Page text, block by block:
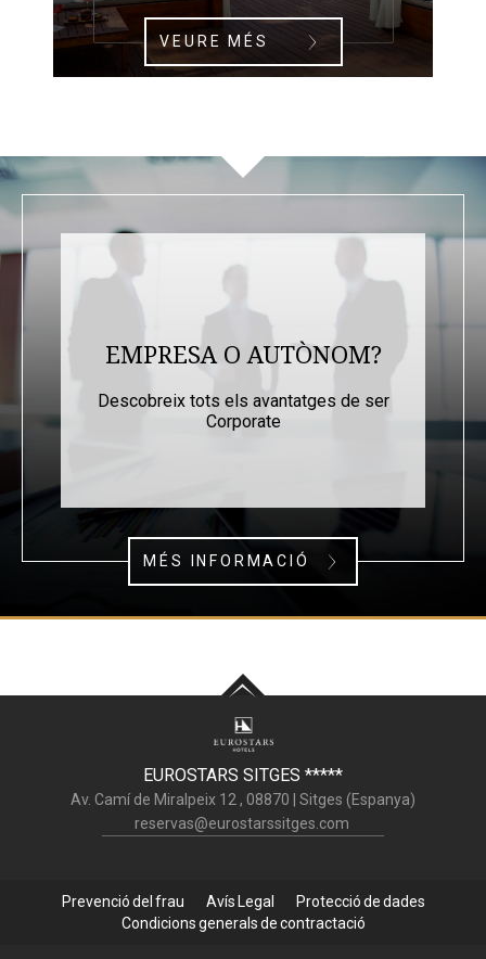
VEURE MÉS
EMPRESA O AUTÒNOM?
Descobreix tots els avantatges de ser
Corporate
MÉS INFORMACIÓ
EUROSTARS SITGES *****
Av. Camí de Miralpeix 12 , 08870 Sitges (Espanya)
reservas@eurostarssitges.com
Prevenció del frau Avís Legal
Protecció de dades
Condicions generals de contractació